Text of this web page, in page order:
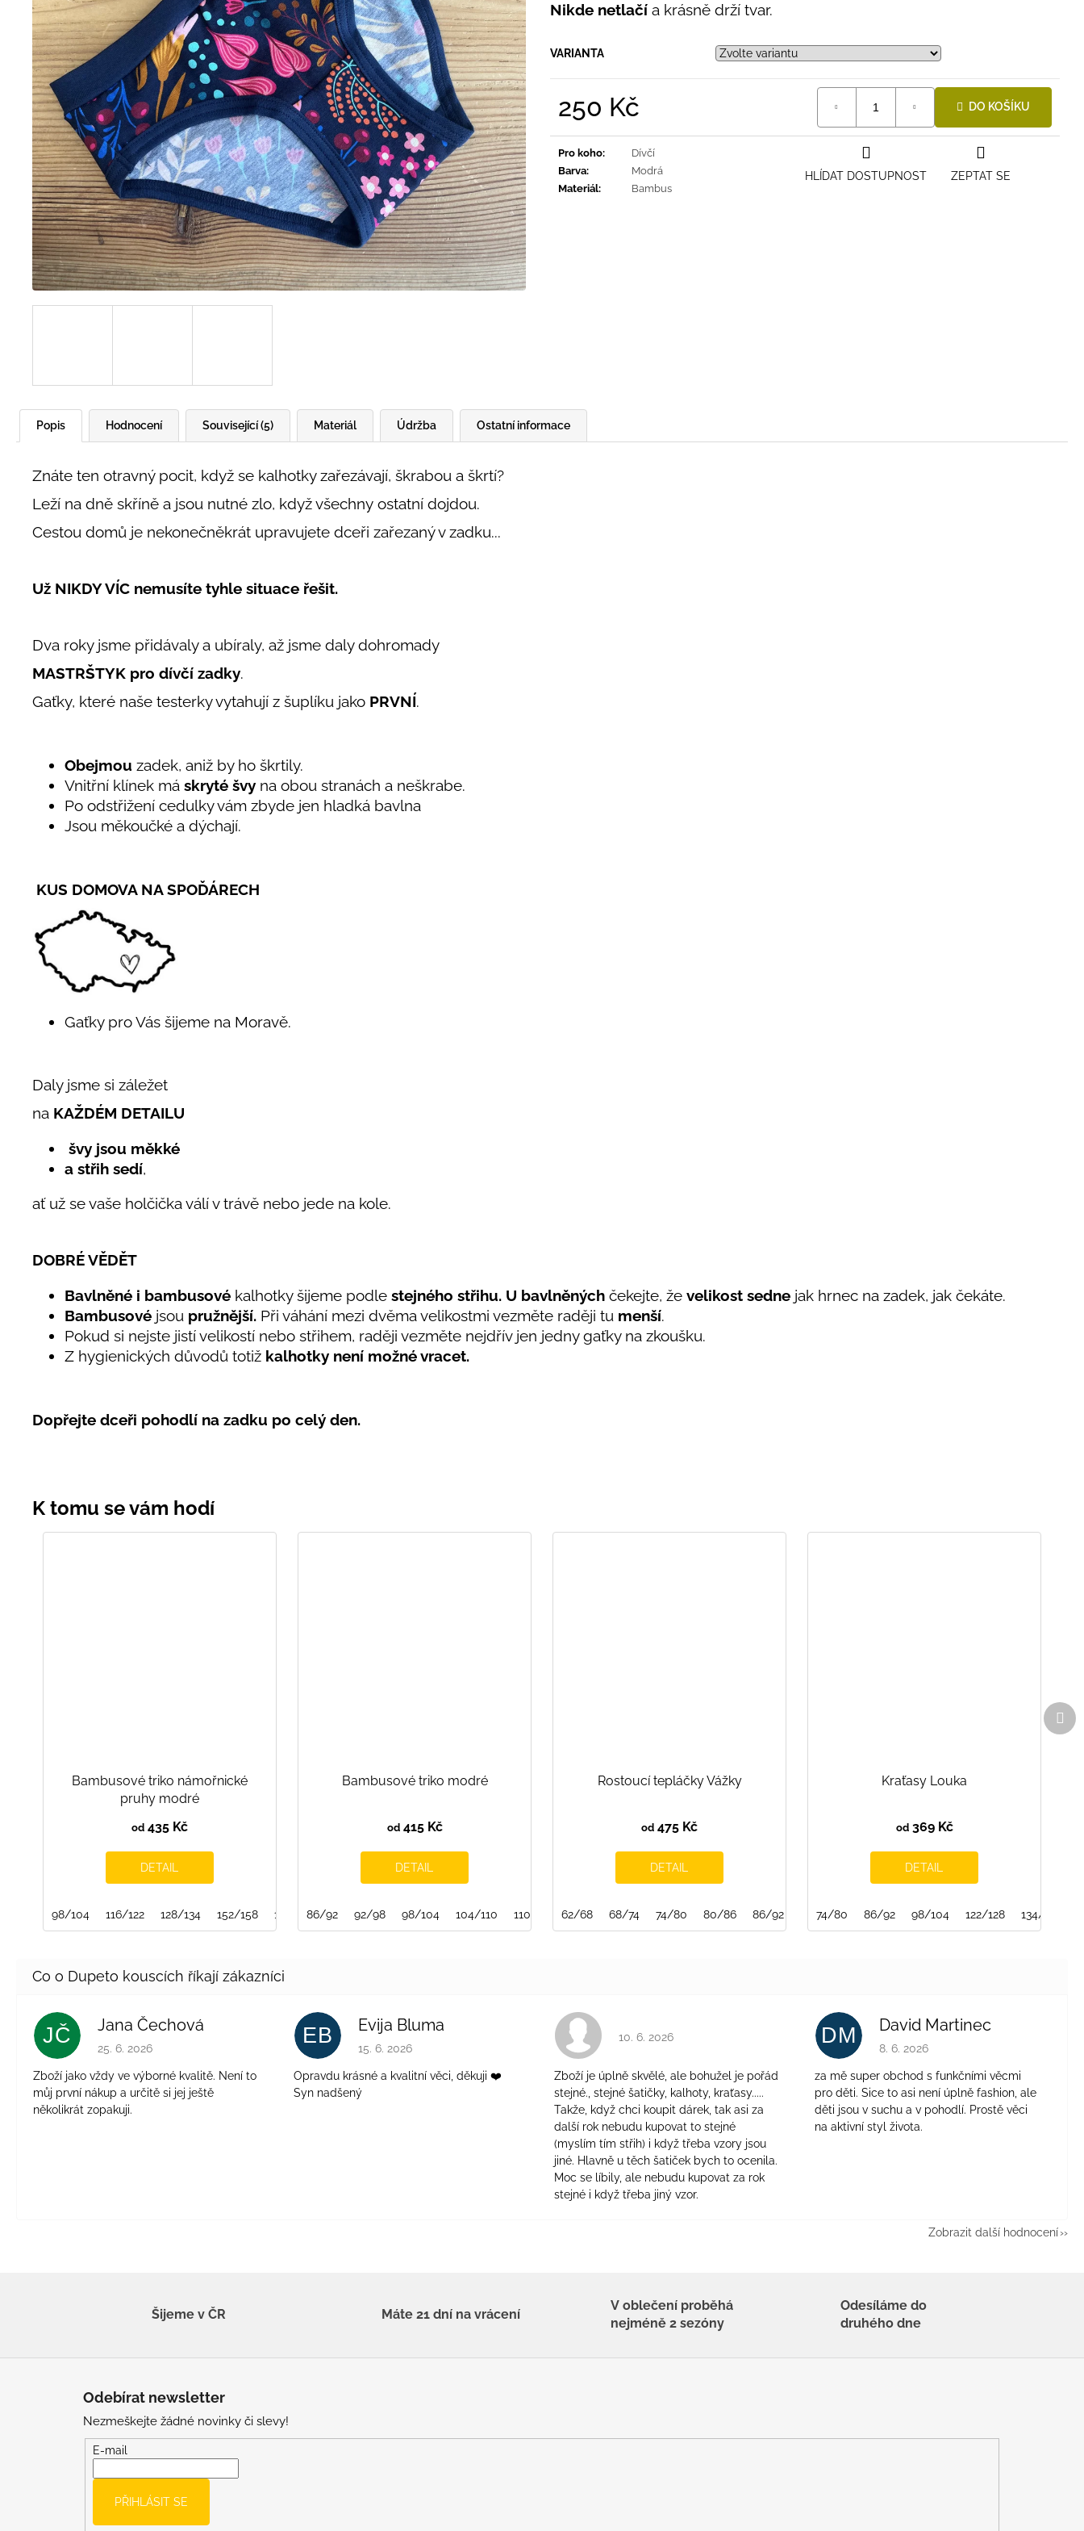
Nikde netlačí a krásně drží tvar.
VARIANTA
250 Kč DO KOŠÍKU
Pro koho:
Dívčí
Barva:
Modrá
Materiál: Bambus
ZEPTAT SE
HLÍDAT DOSTUPNOST
Popis Hodnocení Související (5) Ostatní informace
Materiál Údržba
Znáte ten otravný pocit, když se kalhotky zařezávají, škrabou a škrtí?
Leží na dně skříně a jsou nutné zlo, když všechny ostatní dojdou.
Cestou domů je nekonečněkrát upravujete dceři zařezaný v zadku...
Už NIKDY VÍC nemusíte tyhle situace řešit.
Dva roky jsme přidávaly a ubíraly, až jsme daly dohromady
MASTRŠTYK pro dívčí zadky.
Gaťky, které naše testerky vytahují z šuplíku jako PRVNÍ.
Obejmou zadek, aniž by ho škrtily.
Vnitřní klínek má skryté švy na obou stranách a neškrabe.
Po odstřižení cedulky vám zbyde jen hladká bavlna
Jsou měkoučké a dýchají.
KUS DOMOVA NA SPOĎÁRECH
Gaťky pro Vás šijeme na Moravě.
Daly jsme si záležet
na KAŽDÉM DETAILU
švy jsou měkké
a střih sedí,
ať už se vaše holčička válí v trávě nebo jede na kole.
DOBRÉ VĚDĚT
Bavlněné i bambusové kalhotky šijeme podle stejného střihu. U bavlněných čekejte, že velikost sedne jak hrnec na zadek, jak čekáte.
Bambusové jsou pružnější. Při váhání mezi dvěma velikostmi vezměte raději tu menší.
Pokud si nejste jistí velikostí nebo střihem, raději vezměte nejdřív jen jedny gaťky na zkoušku.
Z hygienických důvodů totiž kalhotky není možné vracet.
Dopřejte dceři pohodlí na zadku po celý den.
Bambusové triko námořnické
pruhy modré
od 435 Kč
DETAIL
98/104 116/122 128/134 152/158 158/164
Bambusové triko modré
od415 Kč
DETAIL
86/92 92/98 98/104 104/110 110/116 116/122 122/128 134/140 146/152 152/158
Rostoucí tepláčky Vážky
od 475 Kč
DETAIL
62/68 68/74 74/80 80/86 86/92 98/104 110/116 116/122 122/128 128/134
Kraťasy Louka
od369 Kč
DETAIL
74/80 86/92 98/104 122/128 134/140
JČ Jana Čechová
Hodnocení obchodu je 5 z 5 hvězdiček.
25. 6. 2026
Zboží jako vždy ve výborné kvalitě. Není to
můj první nákup a určitě si jej ještě
několikrát zopakuji.
EB Evija Bluma
Hodnocení obchodu je 5 z 5 hvězdiček.
15. 6. 2026
Opravdu krásné a kvalitní věci, děkuji ❤️
Syn nadšený
Hodnocení obchodu je 4 z 5 hvězdiček.
10. 6. 2026
Zboží je úplně skvělé, ale bohužel je pořád
stejné., stejné šatičky, kalhoty, kraťasy.....
Takže, když chci koupit dárek, tak asi za
další rok nebudu kupovat to stejné
(myslím tím střih) i když třeba vzory jsou
jiné. Hlavně u těch šatiček bych to ocenila.
Moc se líbily, ale nebudu kupovat za rok
stejné i když třeba jiný vzor.
DM David Martinec
Hodnocení obchodu je 5 z 5 hvězdiček.
8. 6. 2026
za mě super obchod s funkčními věcmi
pro děti. Sice to asi není úplně fashion, ale
děti jsou v suchu a v pohodlí. Prostě věci
na aktivní styl života.
Zobrazit další hodnocení
395 Kč
395 Kč
Šijeme v ČR Máte 21 dní na vrácení
V oblečení proběhá
nejméně 2 sezóny
Odesíláme do
druhého dne
Odebírat newsletter
Nezmeškejte žádné novinky či slevy!
E-mail
PŘIHLÁSIT SE